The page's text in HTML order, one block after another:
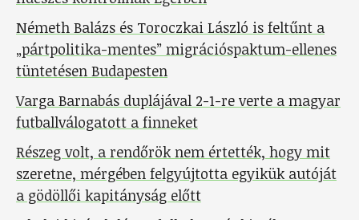
Németh Balázs és Toroczkai László is feltűnt a
„pártpolitika-mentes” migrációspaktum-ellenes
tüntetésen Budapesten
Varga Barnabás duplájával 2-1-re verte a magyar
futballválogatott a finneket
Részeg volt, a rendőrök nem értették, hogy mit
szeretne, mérgében felgyújtotta egyikük autóját
a gödöllői kapitányság előtt